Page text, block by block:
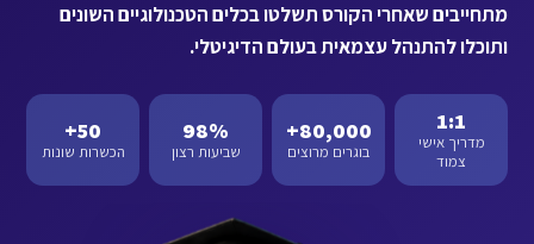
מתחייבים שאחרי הקורס תשלטו בכלים הטכנולוגיים השונים
ותוכלו להתנהל עצמאית בעולם הדיגיטלי.
1:1
מדריך אישי
צמוד
80,000+
בוגרים מרוצים
98%
שביעות רצון
50+
הכשרות שונות